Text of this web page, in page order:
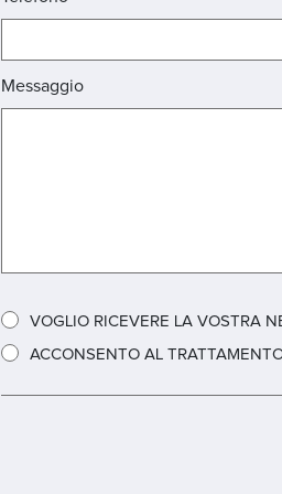
Messaggio
VOGLIO RICEVERE LA VOSTRA
ACCONSENTO AL